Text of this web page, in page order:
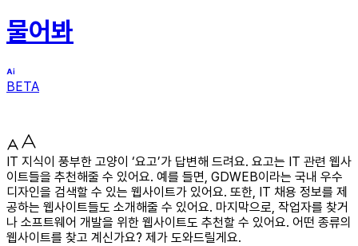
물어봐
BETA
IT 지식이 풍부한 고양이 ‘요고’가 답변해 드려요. 요고는 IT 관련 웹사
이트들을 추천해줄 수 있어요. 예를 들면, GDWEB이라는 국내 우수
디자인을 검색할 수 있는 웹사이트가 있어요. 또한, IT 채용 정보를 제
공하는 웹사이트들도 소개해줄 수 있어요. 마지막으로, 작업자를 찾거
나 소프트웨어 개발을 위한 웹사이트도 추천할 수 있어요. 어떤 종류의
웹사이트를 찾고 계신가요? 제가 도와드릴게요.